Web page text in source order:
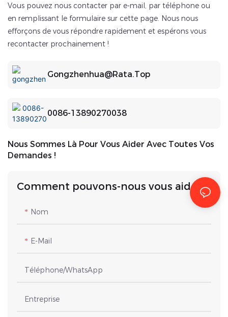
Vous pouvez nous contacter par e-mail, par téléphone ou
en remplissant le formulaire sur cette page. Nous nous
efforçons de vous répondre rapidement et espérons vous
recontacter prochainement !
Gongzhenhua@rata.top
0086-13890270038
Nous Sommes Là Pour Vous Aider Avec Toutes Vos
Demandes !
Comment pouvons-nous vous aider?
Nom
E-Mail
Téléphone/WhatsApp
Entreprise